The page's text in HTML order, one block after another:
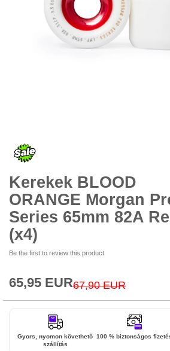
elejére
Kerekek BLOOD
ORANGE Morgan
Series 65mm 82A
(x4)
Be the first to review this product
Special
65,95 EUR67,90 EUR
Gyors, nyomon követhető
szállítás
100 % biztonságos